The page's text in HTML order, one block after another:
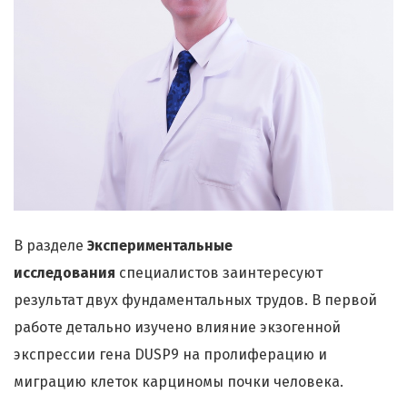
В разделе Экспериментальные
исследования специалистов заинтересуют
результат двух фундаментальных трудов. В первой
работе детально изучено влияние экзогенной
экспрессии гена DUSP9 на пролиферацию и
миграцию клеток карциномы почки человека.